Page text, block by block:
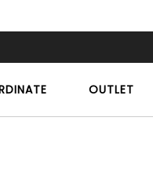
OUTLET